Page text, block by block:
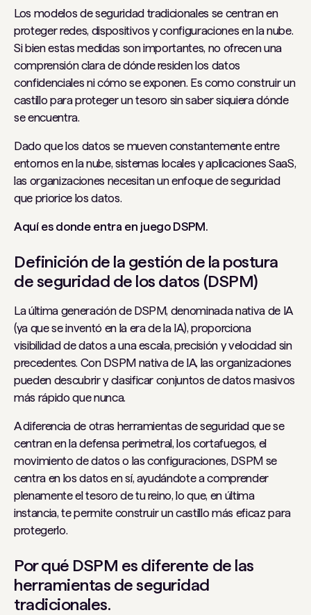
Los modelos de seguridad tradicionales se centran en
proteger redes, dispositivos y configuraciones en la nube.
Si bien estas medidas son importantes, no ofrecen una
comprensión clara de dónde residen los datos
confidenciales ni cómo se exponen. Es como construir un
castillo para proteger un tesoro sin saber siquiera dónde
se encuentra.
Dado que los datos se mueven constantemente entre
entornos en la nube, sistemas locales y aplicaciones SaaS,
las organizaciones necesitan un enfoque de seguridad
que priorice los datos.
Aquí es donde entra en juego DSPM.
Definición de la gestión de la postura
de seguridad de los datos (DSPM)
La última generación de DSPM, denominada nativa de IA
(ya que se inventó en la era de la IA), proporciona
visibilidad de datos a una escala, precisión y velocidad sin
precedentes. Con DSPM nativa de IA, las organizaciones
pueden descubrir y clasificar conjuntos de datos masivos
más rápido que nunca.
A diferencia de otras herramientas de seguridad que se
centran en la defensa perimetral, los cortafuegos, el
movimiento de datos o las configuraciones, DSPM se
centra en los datos en sí, ayudándote a comprender
plenamente el tesoro de tu reino, lo que, en última
instancia, te permite construir un castillo más eficaz para
protegerlo.
Por qué DSPM es diferente de las
herramientas de seguridad
tradicionales.